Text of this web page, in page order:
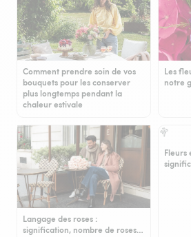
Comment prendre soin de vos
bouquets pour les conserver
plus longtemps pendant la
chaleur estivale
Les
notre
Langage des roses :
signification, nombre de roses…
Fleurs